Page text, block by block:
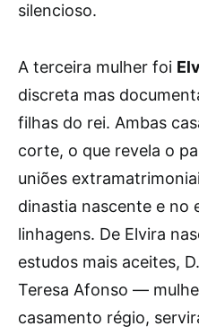
silencioso.
A terceira mulher foi
discreta mas
filhas do rei. Ambas
corte, o que revela o
uniões
dinastia nascente e no
linhagens. De Elvira
estudos mais aceites,
Teresa Afonso —
casamento régio,